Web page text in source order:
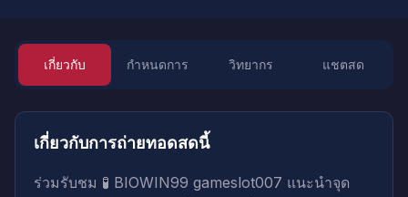
เกี่ยวกับ กำหนดการ วิทยากร แชตสด
เกี่ยวกับการถ่ายทอดสดนี้
ร่วมรับชม 🧪 BIOWIN99 gameslot007 แนะนำจุด